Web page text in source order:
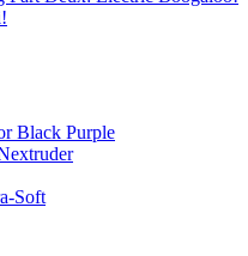
Black Purple
Soft